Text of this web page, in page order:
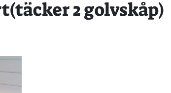
2 golvskåp)